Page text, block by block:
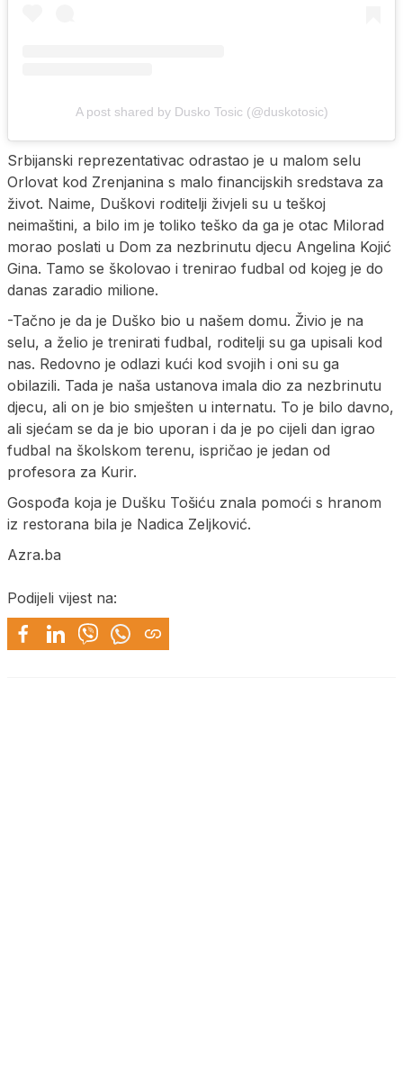
A post shared by Dusko Tosic (@duskotosic)
Srbijanski reprezentativac odrastao je u malom selu
Orlovat kod Zrenjanina s malo financijskih sredstava za
život. Naime, Duškovi roditelji živjeli su u teškoj
neimaštini, a bilo im je toliko teško da ga je otac Milorad
morao poslati u Dom za nezbrinutu djecu Angelina Kojić
Gina. Tamo se školovao i trenirao fudbal od kojeg je do
danas zaradio milione.
-Tačno je da je Duško bio u našem domu. Živio je na
selu, a želio je trenirati fudbal, roditelji su ga upisali kod
nas. Redovno je odlazi kući kod svojih i oni su ga
obilazili. Tada je naša ustanova imala dio za nezbrinutu
djecu, ali on je bio smješten u internatu. To je bilo davno,
ali sjećam se da je bio uporan i da je po cijeli dan igrao
fudbal na školskom terenu, ispričao je jedan od
profesora za Kurir.
Gospođa koja je Dušku Tošiću znala pomoći s hranom
iz restorana bila je Nadica Zeljković.
Azra.ba
Podijeli vijest na: